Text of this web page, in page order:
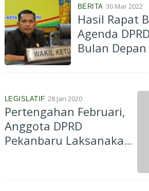
BERITA 30 Mar 2022
Hasil Rapat
Agenda
Bulan
LEGISLATIF 28 Jan 2020
Pertengahan Februari,
Anggota DPRD
Pekanbaru Laksanakan